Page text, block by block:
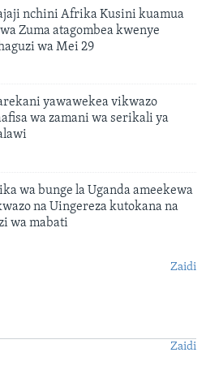
nchini Afrika Kusini kuamua
Zuma atagombea kwenye
wa Mei 29
yawawekea vikwazo
wa zamani wa serikali ya
wa bunge la Uganda ameekewa
na Uingereza kutokana na
wa mabati
Zaidi
Zaidi